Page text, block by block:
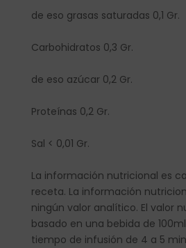
de eso grasas saturadas 0,1 Gr.
Carbohidratos 0,3 Gr.
de eso azúcar 0,2 Gr.
Proteínas 0,2 Gr.
Sal < 0,01 Gr.
La información nutricional es
receta. La información
ningún valor analítico. El valor
basado en una bebida de
tiempo de infusión de 4 a 5